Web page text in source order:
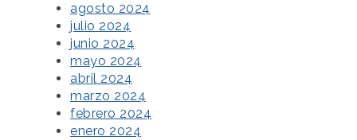
agosto 2024
julio 2024
junio 2024
mayo 2024
abril 2024
marzo 2024
febrero 2024
enero 2024